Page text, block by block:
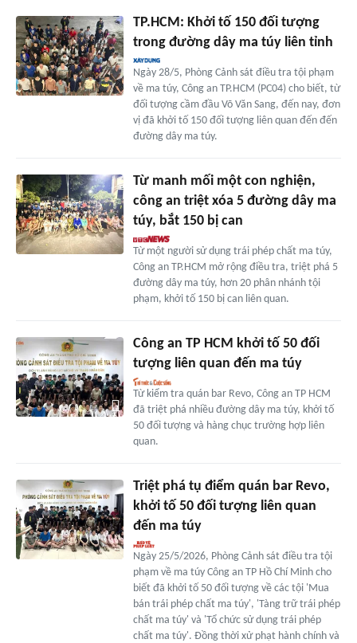
TP.HCM: Khởi tố 150 đối tượng
trong đường dây ma túy liên tỉnh
Ngày 28/5, Phòng Cảnh sát điều tra tội phạm
về ma túy, Công an TP.HCM (PC04) cho biết, từ
đối tượng cầm đầu Võ Văn Sang, đến nay, đơn
vị đã khởi tố 150 đối tượng liên quan đến đến
đường dây ma túy.
Từ manh mối một con nghiện,
công an triệt xóa 5 đường dây ma
túy, bắt 150 bị can
Từ một người sử dụng trái phép chất ma túy,
Công an TP.HCM mở rộng điều tra, triệt phá 5
đường dây ma túy, hơn 20 phân nhánh tội
phạm, khởi tố 150 bị can liên quan.
Công an TP HCM khởi tố 50 đối
tượng liên quan đến ma túy
Từ kiểm tra quán bar Revo, Công an TP HCM
đã triệt phá nhiều đường dây ma túy, khởi tố
50 đối tượng và hàng chục trường hợp liên
quan.
Triệt phá tụ điểm quán bar Revo,
khởi tố 50 đối tượng liên quan
đến ma túy
Ngày 25/5/2026, Phòng Cảnh sát điều tra tội
phạm về ma túy Công an TP Hồ Chí Minh cho
biết đã khởi tố 50 đối tượng về các tội 'Mua
bán trái phép chất ma túy', 'Tàng trữ trái phép
chất ma túy' và 'Tổ chức sử dụng trái phép
chất ma túy'. Đồng thời xử phạt hành chính và